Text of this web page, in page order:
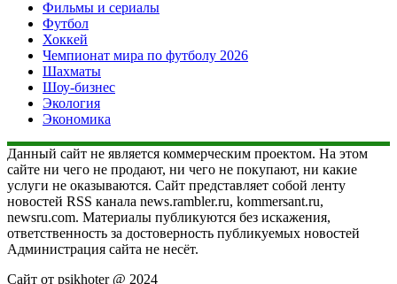
Фильмы и сериалы
Футбол
Хоккей
Чемпионат мира по футболу 2026
Шахматы
Шоу-бизнес
Экология
Экономика
Данный сайт не является коммерческим проектом. На этом
сайте ни чего не продают, ни чего не покупают, ни какие
услуги не оказываются. Сайт представляет собой ленту
новостей RSS канала news.rambler.ru, kommersant.ru,
newsru.com. Материалы публикуются без искажения,
ответственность за достоверность публикуемых новостей
Администрация сайта не несёт.
Сайт от psikhoter @ 2024